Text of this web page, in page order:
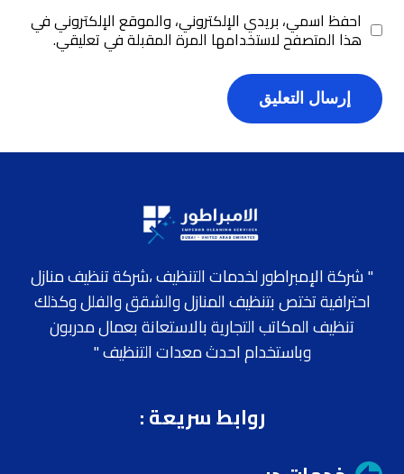
احفظ اسمي، بريدي الإلكتروني، والموقع الإلكتروني في
هذا المتصفح لاستخدامها المرة المقبلة في تعليقي.
" شركة الإمبراطور لخدمات التنظيف ،شركة تنظيف منازل
احترافية تختص بتنظيف المنازل والشقق والفلل وكذلك
تنظيف المكاتب التجارية بالاستعانة بعمال مدربون
وباستخدام احدث معدات التنظيف "
روابط سريعة: